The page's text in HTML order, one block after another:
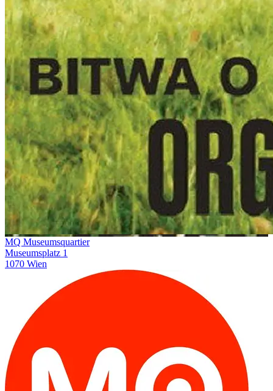
MQ Museumsquartier
Museumsplatz 1
1070 Wien